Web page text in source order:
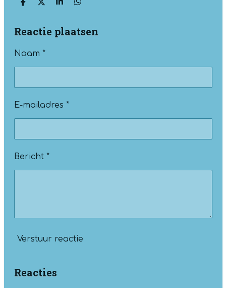
D
e
n
D
l
S
r
e
D
e
n
Reactie plaatsen
Naam *
E-mailadres *
Bericht *
Verstuur reactie
Reacties